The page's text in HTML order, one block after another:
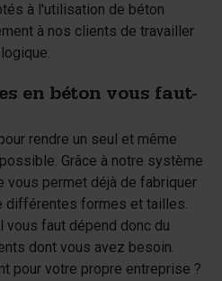
à l'utilisation de béton
à nos clients de travailler
en béton vous faut-
rendre un seul et même
Grâce à notre système
vous permet déjà de fabriquer
différentes formes et tailles.
vous faut dépend donc du
dont vous avez besoin.
pour votre propre entreprise ?